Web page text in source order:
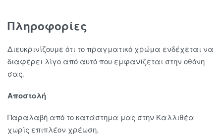
Πληροφορίες
Διευκρινίζουμε ότι το πραγματικό χρώμα ενδέχεται να
διαφέρει λίγο από αυτό που εμφανίζεται στην οθόνη
σας.
Αποστολή
Παραλαβή από το κατάστημα μας στην Καλλιθέα
χωρίς επιπλέον χρέωση.